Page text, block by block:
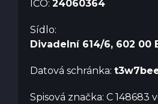
IČO: 24060364
Sídlo:
Divadelní 614/6, 602 00
Datová schránka:
Spisová značka: C 148683